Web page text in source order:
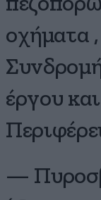
οχήματα
έργου
—